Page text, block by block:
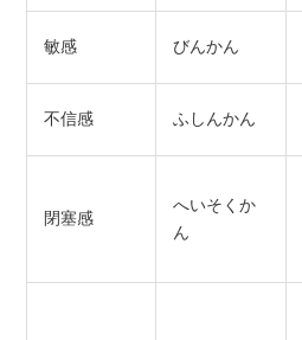
敏感 びんかん
不信感 ふしんかん
閉塞感
へいそくか
ん